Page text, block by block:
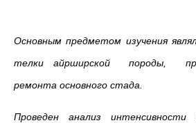
Основным предметом изучения
телки айрширской породы,
ремонта основного стада.
Проведен анализ